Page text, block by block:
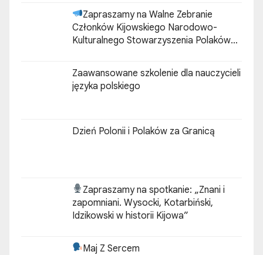
Zapraszamy na Walne Zebranie
Członków Kijowskiego Narodowo-
Kulturalnego Stowarzyszenia Polaków
Zaawansowane szkolenie dla nauczycieli
języka polskiego
Dzień Polonii i Polaków za Granicą
Zapraszamy na spotkanie: „Znani i
zapomniani. Wysocki, Kotarbiński,
Idzikowski w historii Kijowa”
Maj Z Sercem